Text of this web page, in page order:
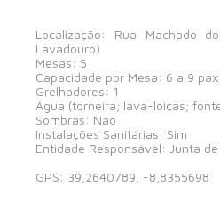
Localização: Rua Machado
Lavadouro)
Mesas: 5
Capacidade por Mesa: 6 a 9 pax
Grelhadores: 1
Água (torneira; lava-loiças;
Sombras: Não
Instalações Sanitárias: Sim
Entidade Responsável: Junta
GPS: 39,2640789, -8,8355698